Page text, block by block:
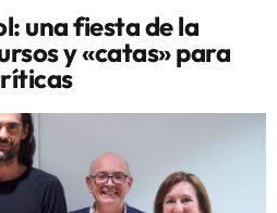
una fiesta de la
y «catas» para